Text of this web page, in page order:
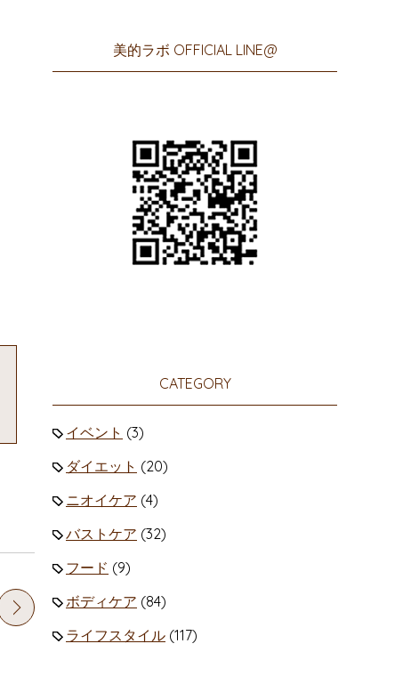
美的ラボ OFFICIAL LINE@
CATEGORY
イベント (3)
ダイエット (20)
ニオイケア (4)
バストケア (32)
フード (9)
ボディケア (84)
ライフスタイル (117)